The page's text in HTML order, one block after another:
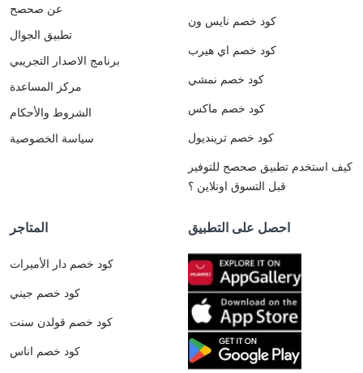
عن صحصح
تطبيق الجوال
برنامج الاصدار التجريبي
مركز المساعدة
الشروط والأحكام
سياسة الخصوصية
كود خصم نايس ون
كود خصم اي هيرب
كود خصم نمشي
كود خصم ماكس
كود خصم ترينديول
كيف استخدم تطبيق صحصح للتوفير
قبل التسوق اونلاين ؟
المتاجر
كود خصم دار الأميرات
كود خصم جيني
كود خصم قولدن سنت
كود خصم اناس
احصل على التطبيق